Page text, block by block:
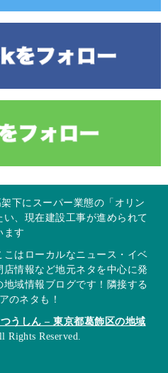
下にスーパー業態の「オリン
、現在建設工事が進められて
ます
はローカルなニュース・イベ
情報など地元ネタを中心に発
域情報ブログです！隣接する
のネタも！
うしん – 東京都葛飾区の地域
Rights Reserved.